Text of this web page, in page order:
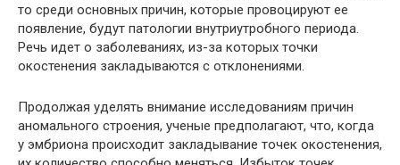
то среди основных причин, которые провоцируют ее
появление, будут патологии внутриутробного периода.
Речь идет о заболеваниях, из-за которых точки
окостенения закладываются с отклонениями.
Продолжая уделять внимание исследованиям причин
аномального строения, ученые предполагают, что, когда
у эмбриона происходит закладывание точек окостенения,